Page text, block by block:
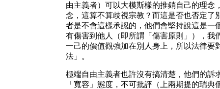
由主義者）可以大模斯樣的推銷自己的理
念，這算不算歧視宗教？而這是否也否定了
者是不會這樣承認的，他們會堅持說這是一
有傷害到他人（即所謂「傷害原則」），我
一己的價值觀強加在別人身上，所以法律要
法」。
極端自由主義者也許沒有搞清楚，他們的訴
「寬容」態度，不可批評（上兩期提的瑞